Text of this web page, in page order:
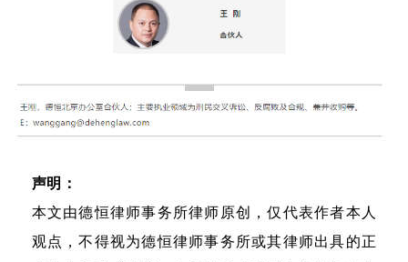
声明：
本文由德恒律师事务所律师原创，仅代表作者本人
观点，不得视为德恒律师事务所或其律师出具的正